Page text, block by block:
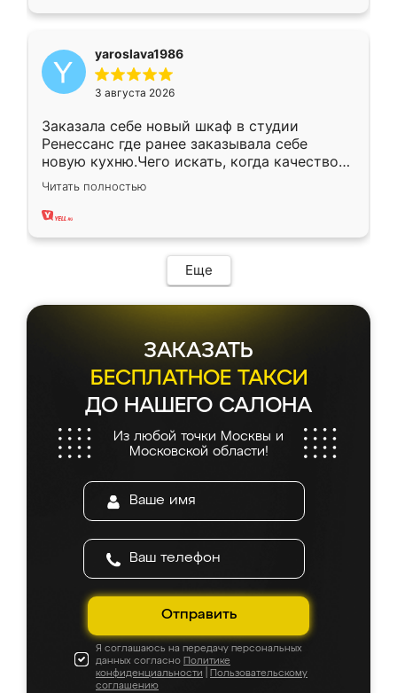
yaroslava1986
3 августа 2026
Заказала себе новый шкаф в студии
Ренессанс где ранее заказывала себе
новую кухню.Чего искать, когда качеством
вполне довольна. Служит кухня уже почти
два года, нареканий нет.
Читать полностью
Еще
ЗАКАЗАТЬ
БЕСПЛАТНОЕ ТАКСИ
ДО НАШЕГО САЛОНА
Из любой точки Москвы и
Московской области!
Отправить
Я соглашаюсь на передачу персональных
данных согласно Политике
конфиденциальности
Пользовательскому
соглашению